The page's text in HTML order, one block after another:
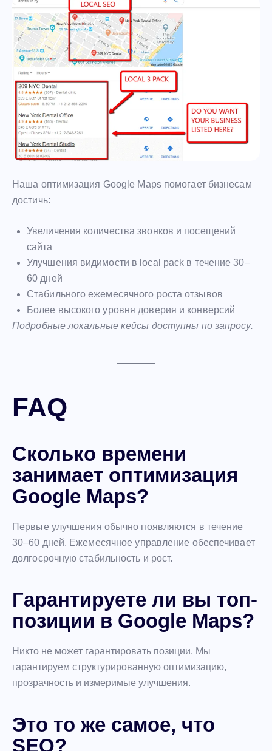
Наша оптимизация Google Maps помогает бизнесам
достичь:
Увеличения количества звонков и посещений
сайта
Улучшения видимости в local pack в течение 30–
60 дней
Стабильного ежемесячного роста отзывов
Более высокого уровня доверия и конверсий
Подробные локальные кейсы доступны по запросу.
FAQ
Сколько времени
занимает оптимизация
Google Maps?
Первые улучшения обычно появляются в течение
30–60 дней. Ежемесячное управление обеспечивает
долгосрочную стабильность и рост.
Гарантируете ли вы топ-
позиции в Google Maps?
Никто не может гарантировать позиции. Мы
гарантируем структурированную оптимизацию,
прозрачность и измеримые улучшения.
Это то же самое, что
SEO?